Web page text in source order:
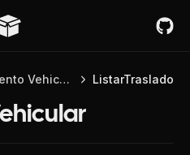
Seguimiento Vehicular ListarTraslado